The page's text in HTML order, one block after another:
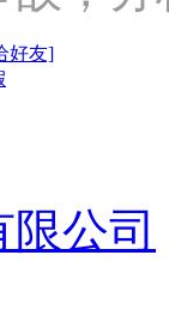
好友]
公司